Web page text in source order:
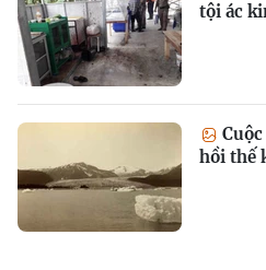
tội ác
hồi thế